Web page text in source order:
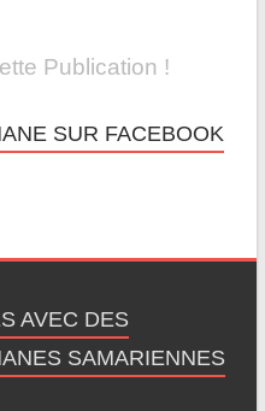
Publication !
SUR FACEBOOK
AVEC DES
SAMARIENNES